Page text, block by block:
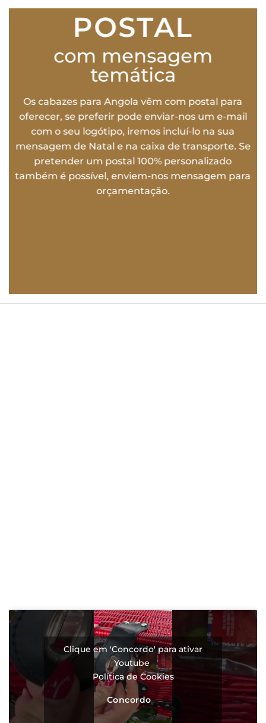
POSTAL
com mensagem
temática
Os cabazes para Angola vêm com postal para
oferecer, se preferir pode enviar-nos um e-mail
com o seu logótipo, iremos incluí-lo na sua
mensagem de Natal e na caixa de transporte. Se
pretender um postal 100% personalizado
também é possível, enviem-nos mensagem para
orçamentação.
Clique em 'Concordo' para ativar
Youtube
Política de Cookies
Concordo